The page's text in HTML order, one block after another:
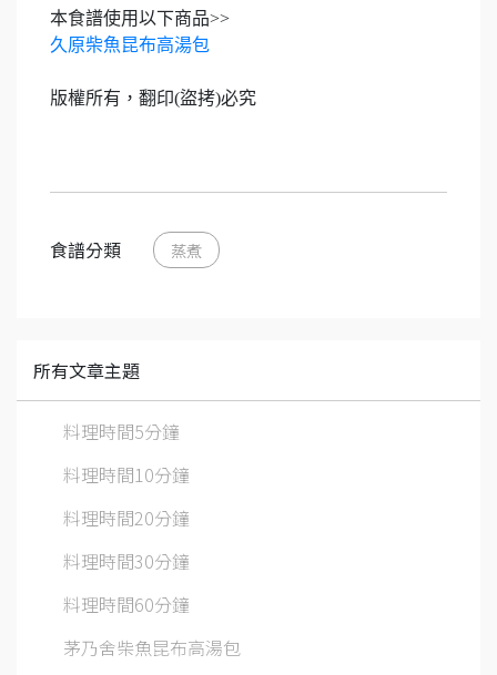
本食譜使用以下商品>>
久原柴魚昆布高湯包
版權所有，翻印(盜拷)必究
食譜分類 蒸煮
所有文章主題
料理時間5分鐘
料理時間10分鐘
料理時間20分鐘
料理時間30分鐘
料理時間60分鐘
茅乃舍柴魚昆布高湯包